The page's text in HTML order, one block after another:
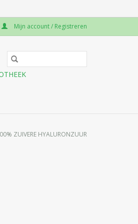
Mijn account / Registreren
ZUIVERE HYALURONZUUR